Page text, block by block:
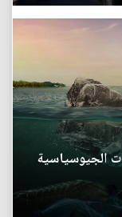
الجيوسياسية